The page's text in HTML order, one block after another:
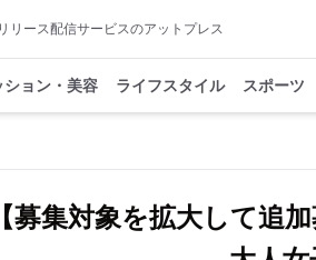
リース配信サービスのアットプレス
ション・美容 ライフスタイル スポーツ
【募集対象を拡大して追